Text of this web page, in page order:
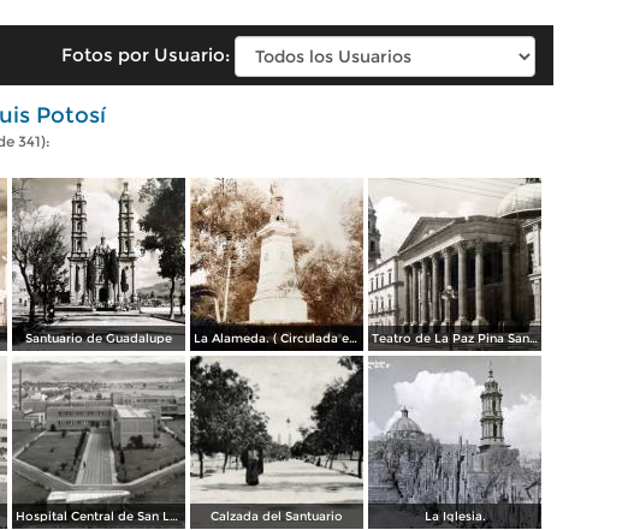
Fotos por Usuario:
Potosí
341):
Santuario de Guadalupe La Alameda. ( Circulada el 11 de Septiembre de 1923 ). Teatro de La Paz Pina San Luis Potosí.
Hospital Central de San Luis Potosí Calzada del Santuario La Iglesia.